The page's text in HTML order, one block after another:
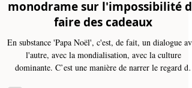
'Papa Noël' de Saber Oueslati : un
monodrame sur l'impossibilité de
faire des cadeaux